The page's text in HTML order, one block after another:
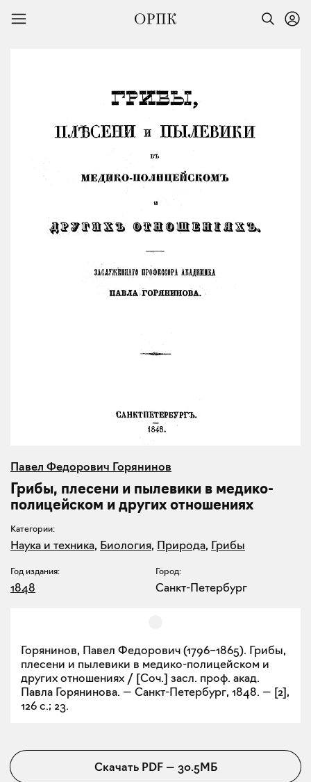
Павел Федорович Горянинов
Грибы, плесени и пылевики в медико-
полицейском и других отношениях
Категории:
Наука и техника, Биология, Природа, Грибы
Год издания:
1848
Город:
Санкт-Петербург
Горянинов, Павел Федорович (1796–1865). Грибы,
плесени и пылевики в медико-полицейском и
других отношениях / [Соч.] засл. проф. акад.
Павла Горянинова. — Санкт-Петербург, 1848. — [2],
126 с.; 23.
Скачать PDF— 30.5МБ